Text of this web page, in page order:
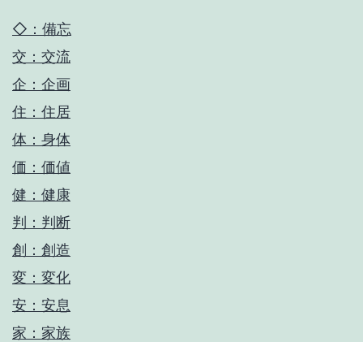
◇：備忘
交：交流
企：企画
住：住居
体：身体
価：価値
健：健康
判：判断
創：創造
変：変化
安：安息
家：家族